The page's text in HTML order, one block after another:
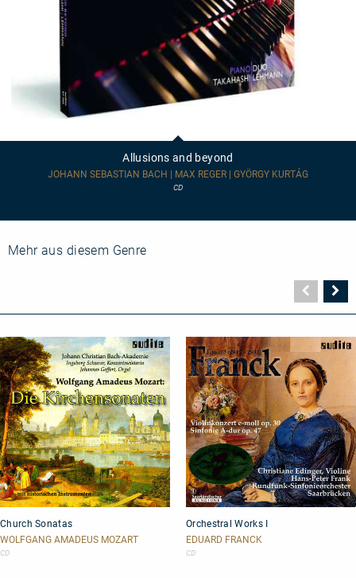
Allusions and beyond
JOHANN SEBASTIAN BACH | MAX REGER | GYÖRGY KURTÁG
CD
Mehr aus diesem Genre
Seite
Sonatas
Church Sonatas
WOLFGANG AMADEUS MOZART
CD
Works
I
Orchestral Works I
EDUARD FRANCK
CD